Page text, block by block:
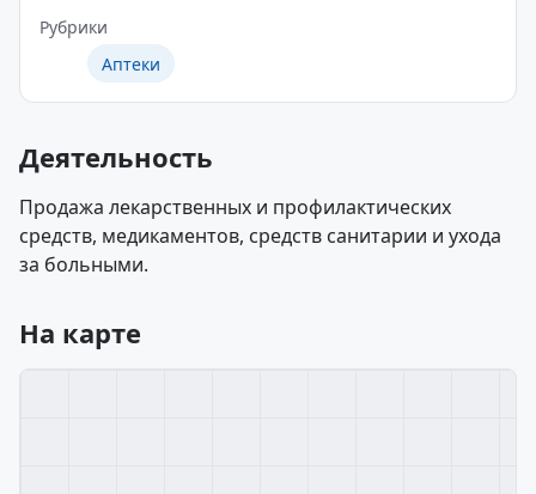
Рубрики
Аптеки
Деятельность
Продажа лекарственных и профилактических
средств, медикаментов, средств санитарии и ухода
за больными.
На карте